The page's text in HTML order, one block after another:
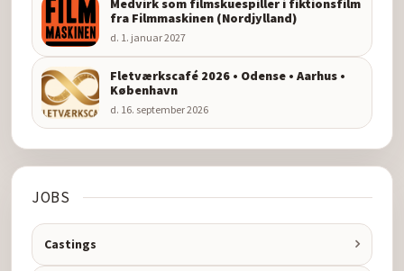
fra Filmmaskinen (Nordjylland)
d. 1. januar 2027
Fletværkscafé 2026 • Odense • Aarhus •
København
d. 16. september 2026
JOBS
Castings